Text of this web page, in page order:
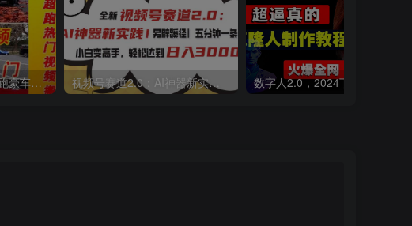
外面收费398元外网超跑豪车汽车视频搬运至快手抖音上热门项目 视频号赛道2.0：AI神器新实践！另辟蹊径！五分钟一条作品，小白变高手…